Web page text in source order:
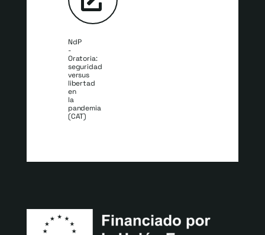
NdP
-
Oratoria:
seguridad
versus
libertad
en
la
pandemia
(CAT)